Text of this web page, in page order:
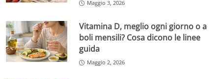
Maggio 3, 2026
Vitamina D, meglio ogni giorno o a
boli mensili? Cosa dicono le linee
guida
Maggio 2, 2026